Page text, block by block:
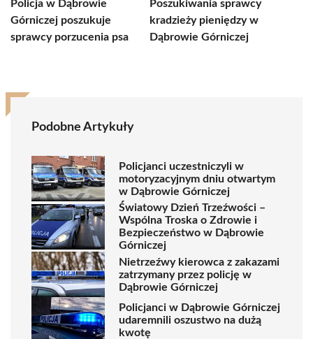
Policja w Dąbrowie
Górniczej poszukuje
sprawcy porzucenia psa
Poszukiwania sprawcy
kradzieży pieniędzy w
Dąbrowie Górniczej
Podobne Artykuły
Policjanci uczestniczyli w
motoryzacyjnym dniu otwartym
w Dąbrowie Górniczej
Światowy Dzień Trzeźwości –
Wspólna Troska o Zdrowie i
Bezpieczeństwo w Dąbrowie
Górniczej
Nietrzeźwy kierowca z zakazami
zatrzymany przez policję w
Dąbrowie Górniczej
Policjanci w Dąbrowie Górniczej
udaremnili oszustwo na dużą
kwotę